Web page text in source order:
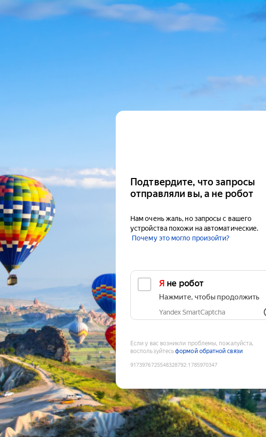
Подтвердите, что запросы
отправляли вы, а не робот
Нам очень жаль, но запросы с вашего
устройства похожи на автоматические.
Почему это могло произойти?
Я не робот
Нажмите, чтобы продолжить
Yandex SmartCaptcha
Если у вас возникли проблемы, пожалуйста,
воспользуйтесьформой обратной связи
9173976725548328792:1785970347